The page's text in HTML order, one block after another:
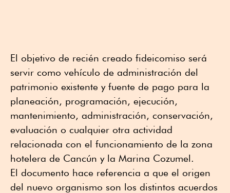
El objetivo de recién creado fideicomiso será
servir como vehículo de administración del
patrimonio existente y fuente de pago para la
planeación, programación, ejecución,
mantenimiento, administración, conservación,
evaluación o cualquier otra actividad
relacionada con el funcionamiento de la zona
hotelera de Cancún y la Marina Cozumel.
El documento hace referencia a que el origen
del nuevo organismo son los distintos acuerdos